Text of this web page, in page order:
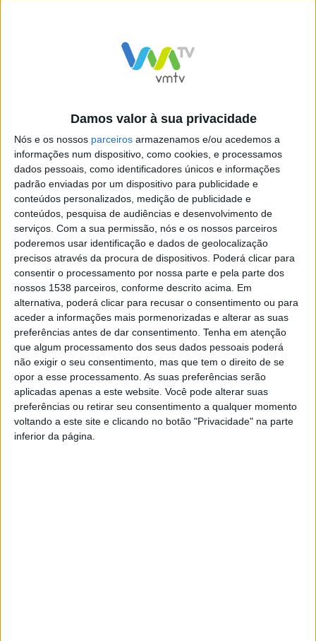
Damos valor à sua privacidade
Nós e os nossos parceiros armazenamos e/ou acedemos a
informações num dispositivo, como cookies, e processamos
dados pessoais, como identificadores únicos e informações
padrão enviadas por um dispositivo para publicidade e
conteúdos personalizados, medição de publicidade e
conteúdos, pesquisa de audiências e desenvolvimento de
serviços. Com a sua permissão, nós e os nossos parceiros
poderemos usar identificação e dados de geolocalização
precisos através da procura de dispositivos. Poderá clicar para
consentir o processamento por nossa parte e pela parte dos
nossos 1538 parceiros, conforme descrito acima. Em
alternativa, poderá clicar para recusar o consentimento ou para
aceder a informações mais pormenorizadas e alterar as suas
preferências antes de dar consentimento. Tenha em atenção
que algum processamento dos seus dados pessoais poderá
não exigir o seu consentimento, mas que tem o direito de se
opor a esse processamento. As suas preferências serão
aplicadas apenas a este website. Você pode alterar suas
preferências ou retirar seu consentimento a qualquer momento
voltando a este site e clicando no botão "Privacidade" na parte
inferior da página.
Neste sentido, a Câmara Municipal apela, desde já, à
máxima compreensão dos Vieirenses pelos
constrangimentos que possam vir a surgir.